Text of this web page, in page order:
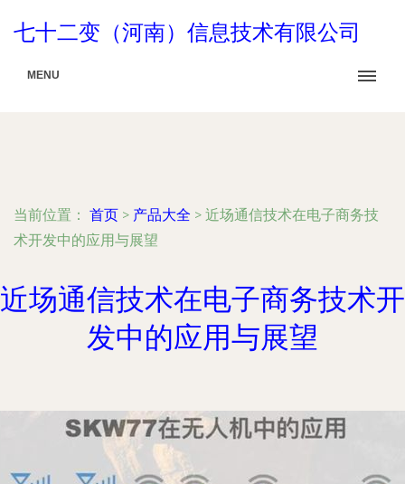
七十二变（河南）信息技术有限公司
MENU
当前位置： 首页 > 产品大全 > 近场通信技术在电子商务技
术开发中的应用与展望
近场通信技术在电子商务技术开
发中的应用与展望